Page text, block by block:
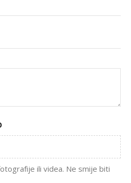
ili videa. Ne smije biti